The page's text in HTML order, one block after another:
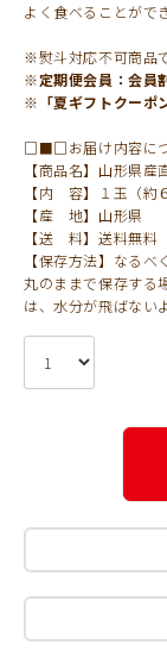
よく食べることがで
※熨斗対応不可商品
※定期便会員：会員
※「夏ギフトクーポ
□■□お届け内容に
【商品名】山形県
【内 容】１玉（約
【産 地】山形県
【送 料】送料無料
【保存方法】なるべ
丸のままで保存する
は、水分が飛ばない